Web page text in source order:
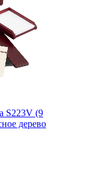
S223V (9
дерево